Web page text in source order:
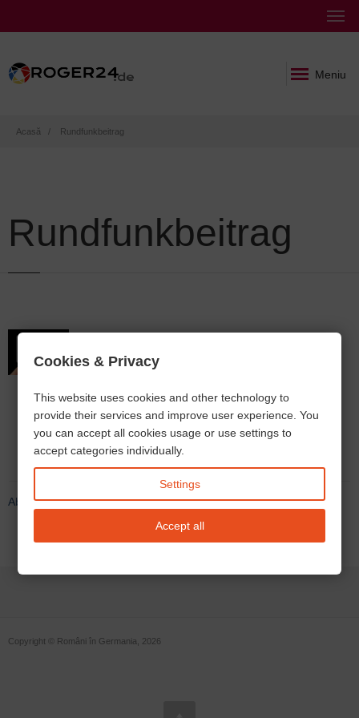
Meniu
Breadcrumb
Acasă Rundfunkbeitrag
Rundfunkbeitrag
taxa TV/ radio
(Rundfunkbeitrag) în
Germania?
28.01.2023 Rundfunkbeitrag
Tot ce trebuie să știi despre taxa TV/radio
Abonează-te la Rundfunkbeitrag
Copyright © Români în Germania, 2026
Cookies & Privacy
This website uses cookies and other technology to
provide their services and improve user experience. You
you can accept all cookies usage or use settings to
accept categories individually.
Settings
Accept all